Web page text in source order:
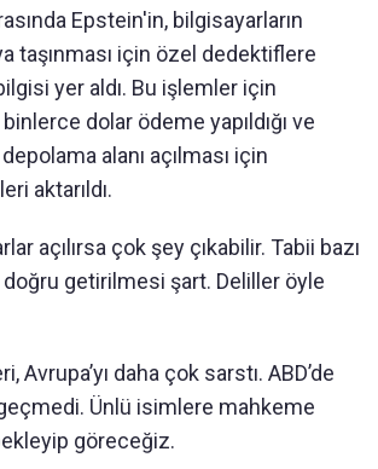
Epstein'in, bilgisayarların
taşınması için özel dedektiflere
yer aldı. Bu işlemler için
dolar ödeme yapıldığı ve
alanı açılması için
aktarıldı.
açılırsa çok şey çıkabilir. Tabii bazı
getirilmesi şart. Deliller öyle
Avrupa’yı daha çok sarstı. ABD’de
Ünlü isimlere mahkeme
göreceğiz.